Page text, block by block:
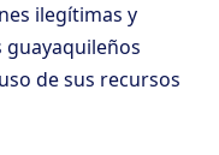
ilegítimas y
de sus recursos